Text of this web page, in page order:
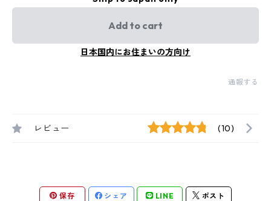
Add to cart
日本国内にお住まいの方向け
通報する
レビュー (10)
保存 シェア LINE ポスト